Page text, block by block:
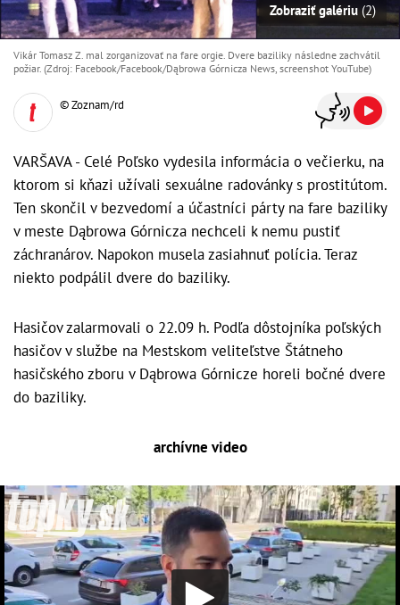
Zobraziť galériu (2)
Vikár Tomasz Z. mal zorganizovať na fare orgie. Dvere baziliky následne zachvátil
požiar. (Zdroj: Facebook/Facebook/Dąbrowa Górnicza News, screenshot YouTube)
© Zoznam/rd
VARŠAVA - Celé Poľsko vydesila informácia o večierku, na
ktorom si kňazi užívali sexuálne radovánky s prostitútom.
Ten skončil v bezvedomí a účastníci párty na fare baziliky
v meste Dąbrowa Górnicza nechceli k nemu pustiť
záchranárov. Napokon musela zasiahnuť polícia. Teraz
niekto podpálil dvere do baziliky.
Hasičov zalarmovali o 22.09 h. Podľa dôstojníka poľských
hasičov v službe na Mestskom veliteľstve Štátneho
hasičského zboru v Dąbrowa Górnicze horeli bočné dvere
do baziliky.
archívne video